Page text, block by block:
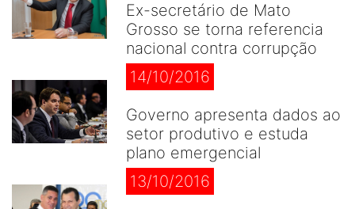
Ex-secretário de Mato
Grosso se torna referencia
nacional contra corrupção
14/10/2016
Governo apresenta dados ao
setor produtivo e estuda
plano emergencial
13/10/2016